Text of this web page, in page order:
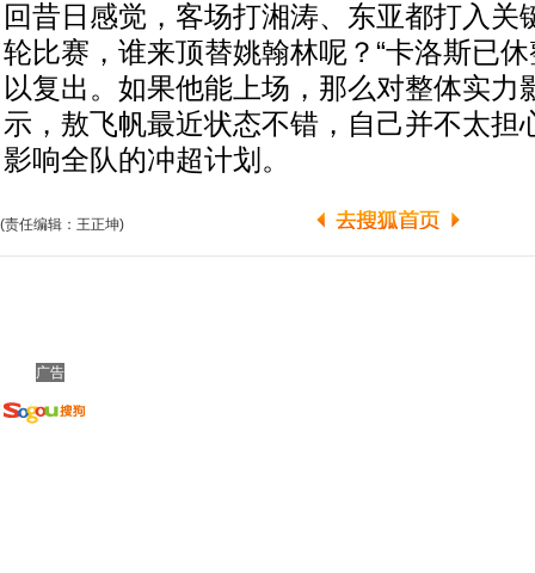
回昔日感觉，客场打湘涛、东亚都打入关
轮比赛，谁来顶替姚翰林呢？“卡洛斯已
以复出。如果他能上场，那么对整体实力
示，敖飞帆最近状态不错，自己并不太担
影响全队的冲超计划。
(责任编辑：王正坤)
广告